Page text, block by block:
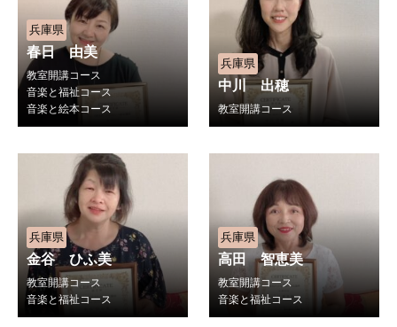
兵庫県
春日 由美
教室開講コース
音楽と福祉コース
音楽と絵本コース
兵庫県
中川 出穂
教室開講コース
兵庫県
金谷 ひふ美
教室開講コース
音楽と福祉コース
兵庫県
高田 智恵美
教室開講コース
音楽と福祉コース